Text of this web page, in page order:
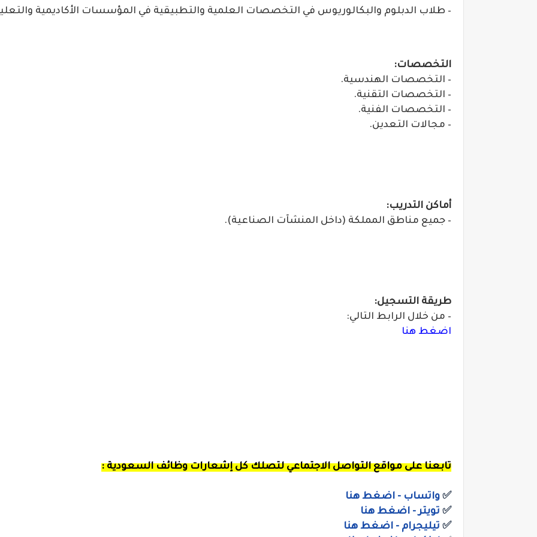
– طلاب الدبلوم والبكالوريوس في التخصصات العلمية والتطبيقية في المؤسسات الأكاديمية
التخصصات:
– التخصصات الهندسية.
– التخصصات التقنية.
– التخصصات الفنية.
– مجالات التعدين.
أماكن التدريب:
– جميع مناطق المملكة (داخل المنشآت الصناعية).
طريقة التسجيل:
– من خلال الرابط التالي:
اضغط هنا
تابعناعلى مواقع التواصل الاجتماعي لتصلك كل إشعارات وظائف السعودية :
✅ واتساب - اضغط هنا
✅ تويتر- اضغط هنا
✅ تيليجرام - اضغط هنا